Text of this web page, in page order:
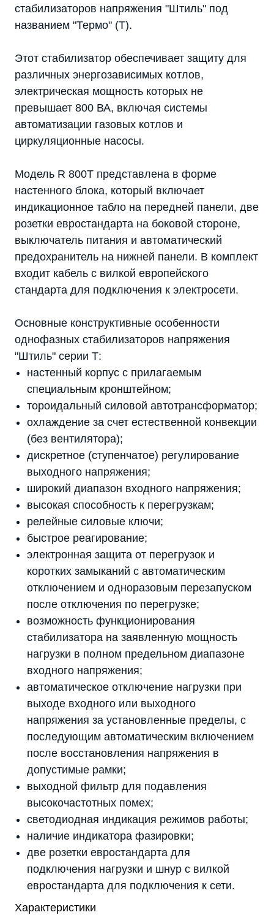
стабилизаторов напряжения "Штиль" под
названием "Термо" (T).
Этот стабилизатор обеспечивает защиту для
различных энергозависимых котлов,
электрическая мощность которых не
превышает 800 ВА, включая системы
автоматизации газовых котлов и
циркуляционные насосы.
Модель R 800T представлена в форме
настенного блока, который включает
индикационное табло на передней панели, две
розетки евростандарта на боковой стороне,
выключатель питания и автоматический
предохранитель на нижней панели. В комплект
входит кабель с вилкой европейского
стандарта для подключения к электросети.
Основные конструктивные особенности
однофазных стабилизаторов напряжения
"Штиль" серии Т:
настенный корпус с прилагаемым
специальным кронштейном;
тороидальный силовой автотрансформатор;
охлаждение за счет естественной конвекции
(без вентилятора);
дискретное (ступенчатое) регулирование
выходного напряжения;
широкий диапазон входного напряжения;
высокая способность к перегрузкам;
релейные силовые ключи;
быстрое реагирование;
электронная защита от перегрузок и
коротких замыканий с автоматическим
отключением и одноразовым перезапуском
после отключения по перегрузке;
возможность функционирования
стабилизатора на заявленную мощность
нагрузки в полном предельном диапазоне
входного напряжения;
автоматическое отключение нагрузки при
выходе входного или выходного
напряжения за установленные пределы, с
последующим автоматическим включением
после восстановления напряжения в
допустимые рамки;
выходной фильтр для подавления
высокочастотных помех;
светодиодная индикация режимов работы;
наличие индикатора фазировки;
две розетки евростандарта для
подключения нагрузки и шнур с вилкой
евростандарта для подключения к сети.
Характеристики